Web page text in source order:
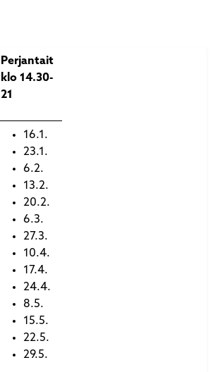
Perjantait
klo 14.30-
21
16.1.
23.1.
6.2.
13.2.
20.2.
6.3.
27.3.
10.4.
17.4.
24.4.
8.5.
15.5.
22.5.
29.5.